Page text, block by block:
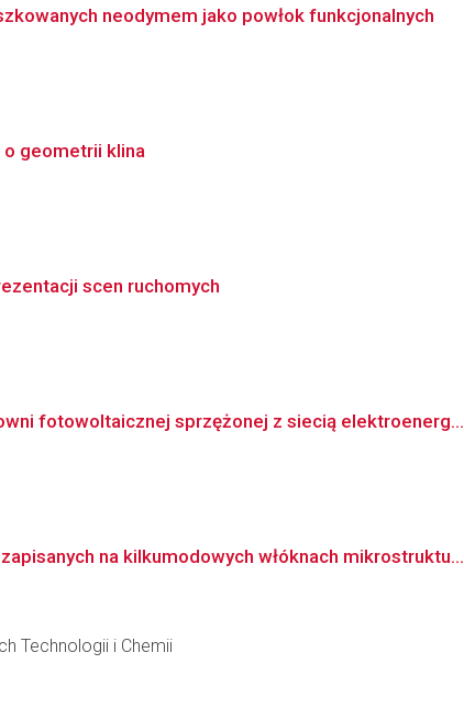
neodymem jako powłok funkcjonalnych
o geometrii klina
scen ruchomych
fotowoltaicznej sprzężonej z siecią elektroenerg...
na kilkumodowych włóknach mikrostruktu...
Technologii i Chemii